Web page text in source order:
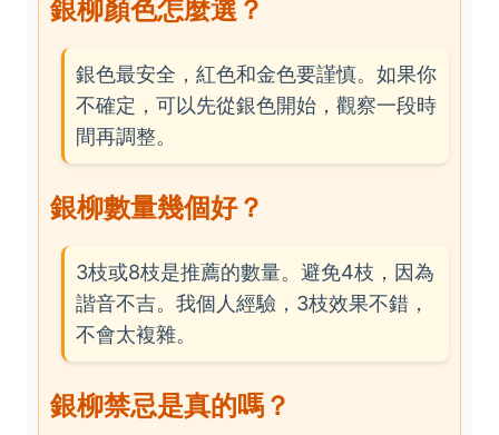
銀柳顏色怎麼選？
銀色最安全，紅色和金色要謹慎。如果你
不確定，可以先從銀色開始，觀察一段時
間再調整。
銀柳數量幾個好？
3枝或8枝是推薦的數量。避免4枝，因為
諧音不吉。我個人經驗，3枝效果不錯，
不會太複雜。
銀柳禁忌是真的嗎？